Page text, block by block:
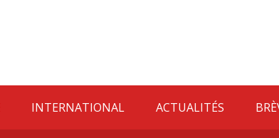
INTERNATIONAL ACTUALITÉS